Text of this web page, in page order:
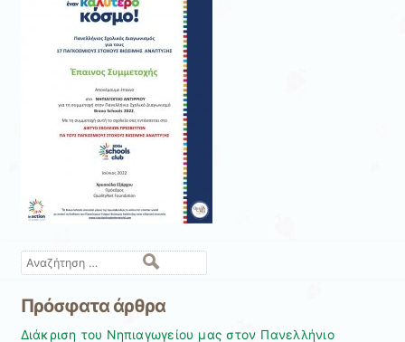
Αναζήτηση
Πρόσφατα άρθρα
Διάκριση του Νηπιαγωγείου μας στον Πανελλήνιο